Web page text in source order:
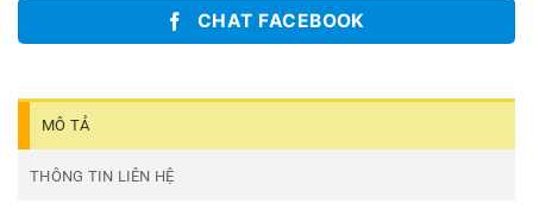
CHAT FACEBOOK
MÔ TẢ
THÔNG TIN LIÊN HỆ